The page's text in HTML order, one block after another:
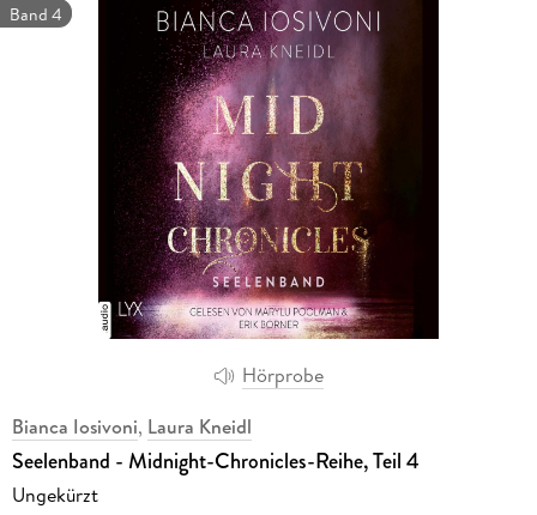
Hörprobe
Band 4
Bianca Iosivoni, Laura Kneidl
Seelenband - Midnight-Chronicles-Reihe, Teil 4
Ungekürzt